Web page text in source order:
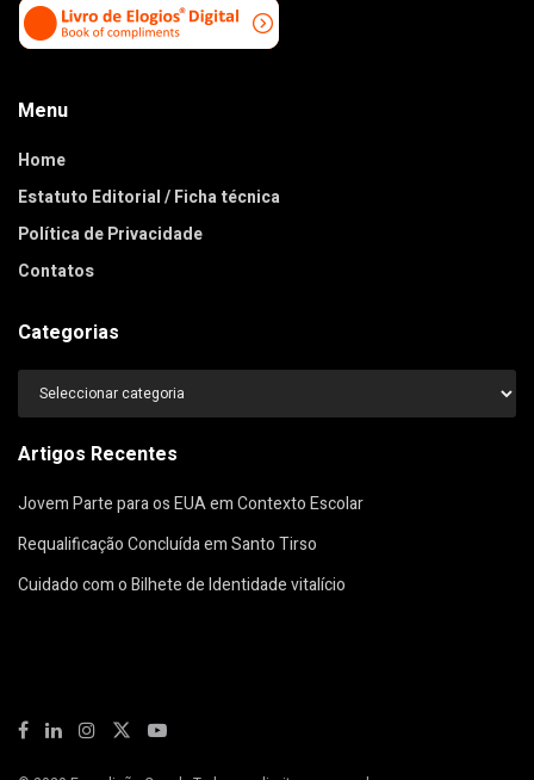
Menu
Home
Estatuto Editorial / Ficha técnica
Política de Privacidade
Contatos
Categorias
Categorias
Artigos Recentes
Jovem Parte para os EUA em Contexto Escolar
Requalificação Concluída em Santo Tirso
Cuidado com o Bilhete de Identidade vitalício